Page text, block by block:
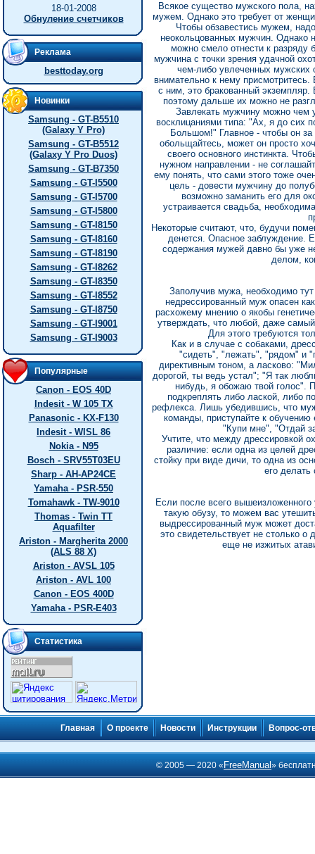
18-01-2008
Обнуление счетчиков
Реклама
besttoday.org
Новинки
Samsung - GT-B5510
(Galaxy Y Pro)
Samsung - GT-B5512
(Galaxy Y Pro Duos)
Samsung - GT-B7350
Samsung - GT-I5500
Samsung - GT-I5700
Samsung - GT-I5800
Samsung - GT-I8150
Samsung - GT-I8160
Samsung - GT-I8190
Samsung - GT-I8262
Samsung - GT-I8350
Samsung - GT-I8552
Samsung - GT-I8750
Samsung - GT-I9001
Samsung - GT-I9003
Популярные
Canon - EOS 40D
Indesit - W 105 TX
Panasonic - KX-F130
Indesit - WISL 86
Nokia - N95
Bosch - SRV55T03EU
Sharp - AH-AP24CE
Yamaha - PSR-550
Tomahawk - TW-9010
Thomas - Twin TT
Aquafilter
Ariston - Margherita 2000
(ALS 88 X)
Ariston - AVSL 105
Ariston - AVL 100
Canon - EOS 400D
Yamaha - PSR-E403
Статистика
Всякое существо мужского пола,
мужем. Однако это требует от
Чтобы обзавестись мужем,
неокольцованных мужчин. Однако
можно смело отнести к разряду
мужчина с точки зрения удачной
чем-либо увлеченных мужских
внимательно к нему присмотритесь.
с ним, это бракованный экземпляр.
поэтому дальше их можно не
Завлекать мужчину можно чем
восклицаниями типа: "Ах, я до сих
Большом!" Главное - чтобы он
обольщайтесь, может он просто
своего основного инстинкта.
нужном направлении - не
ему понять, что сами этого тоже
цель - довести мужчину до
возможно заманить его для
устраивается свадьба,
Некоторые считают, что, будучи
денется. Опасное заблуждение.
содержания мужей давно бы уже
делом,
Заполучив мужа, необходимо
недрессированный муж опасен
расхожему мнению о якобы
утверждать, что любой, даже
Для этого требуются
Как и в случае с собаками,
"сидеть", "лежать", "рядом" и
директивным тоном, а ласково:
дорогой, ты ведь устал"; "Я так
нибудь, я обожаю твой голос".
подкреплять либо лаской, либо
рефлекса. Лишь убедившись, что
команды, приступайте к
"Купи мне", "Отдай
Учтите, что между дрессировкой
различие: если одна из целей
стойку при виде дичи, то одна из
его делать
Если после всего
такую обузу, то можем вас
выдрессированный муж может
это свидетельствует не столько о
еще не изжитых
Главная О проекте Новости Инструкции Вопрос-
© 2005 — 2020 « FreeManual»